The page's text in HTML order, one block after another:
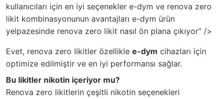
kullanıcıları için en iyi seçenekler e-dym ve renova zero
likit kombinasyonunun avantajları e-dym ürün
yelpazesinde renova zero likit nasıl ön plana çıkıyor” />
Evet, renova zero likitler özellikle e-dym cihazları için
optimize edilmiştir ve en iyi performansı sağlar.
Bu likitler nikotin içeriyor mu?
Renova zero likitlerin çeşitli nikotin seçenekleri